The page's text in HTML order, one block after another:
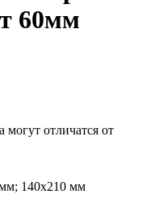
60мм
могут отличатся от
140х210 мм